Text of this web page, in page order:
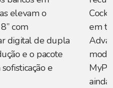
elevam o
com
digital de dupla
e o pacote
e
em
ainda